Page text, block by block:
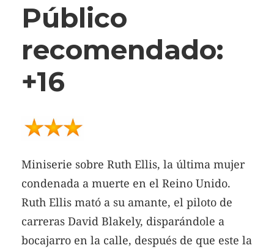
Público
recomendado:
+16
Miniserie sobre Ruth Ellis, la última mujer
condenada a muerte en el Reino Unido.
Ruth Ellis mató a su amante, el piloto de
carreras David Blakely, disparándole a
bocajarro en la calle, después de que este la